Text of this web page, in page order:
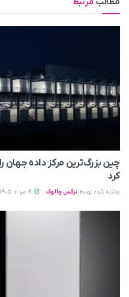
کرد
نوشته شده توسط نرگس چالوک 19 مرداد 1405